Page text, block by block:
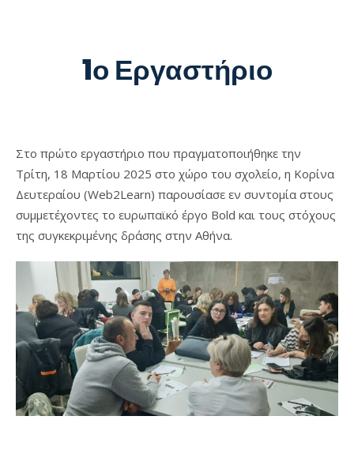
1ο Εργαστήριο
Στο πρώτο εργαστήριο που πραγματοποιήθηκε την
Τρίτη, 18 Μαρτίου 2025 στο χώρο του σχολείο, η Κορίνα
Δευτεραίου (Web2Learn) παρουσίασε εν συντομία στους
συμμετέχοντες το ευρωπαϊκό έργο Bold και τους στόχους
της συγκεκριμένης δράσης στην Αθήνα.